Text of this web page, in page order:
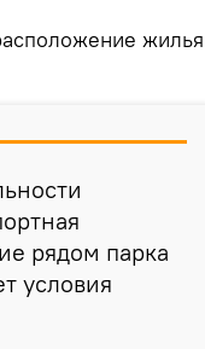
жилья
рядом парка
условия